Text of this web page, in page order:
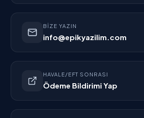
BIZE YAZIN
info@epikyazilim.com
HAVALE/EFT SONRASI
Ödeme Bildirimi Yap